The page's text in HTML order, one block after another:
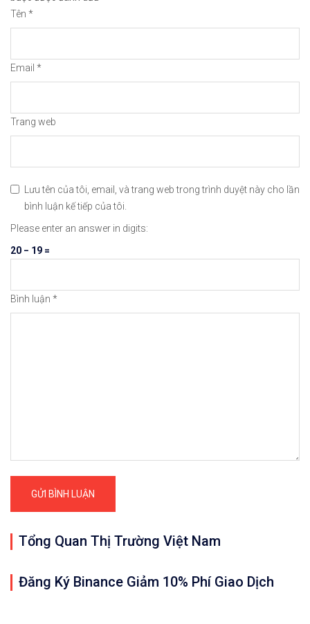
Tên *
Email *
Trang web
Lưu tên của tôi, email, và trang web trong trình duyệt này cho lần
bình luận kế tiếp của tôi.
Please enter an answer in digits:
20 − 19 =
Bình luận *
Tổng Quan Thị Trường Việt Nam
Đăng Ký Binance Giảm 10% Phí Giao Dịch